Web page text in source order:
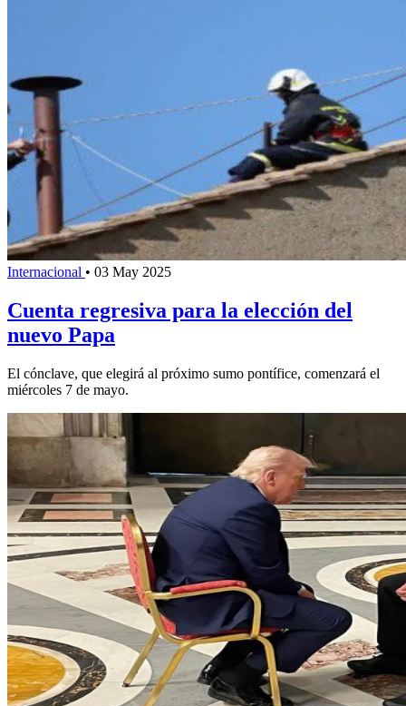
Internacional • 03 May 2025
Cuenta regresiva para la elección del
nuevo Papa
El cónclave, que elegirá al próximo sumo pontífice, comenzará el
miércoles 7 de mayo.